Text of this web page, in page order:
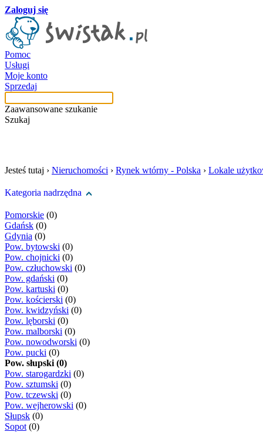
Zaloguj się
Pomoc
Usługi
Moje konto
Sprzedaj
Zaawansowane szukanie
Szukaj
Jesteś tutaj › Nieruchomości › Rynek wtórny - Polska › Lokale
Kategoria nadrzędna
Pomorskie (0)
Gdańsk (0)
Gdynia (0)
Pow. bytowski (0)
Pow. chojnicki (0)
Pow. człuchowski (0)
Pow. gdański (0)
Pow. kartuski (0)
Pow. kościerski (0)
Pow. kwidzyński (0)
Pow. lęborski (0)
Pow. malborski (0)
Pow. nowodworski (0)
Pow. pucki (0)
Pow. słupski (0)
Pow. starogardzki (0)
Pow. sztumski (0)
Pow. tczewski (0)
Pow. wejherowski (0)
Słupsk (0)
Sopot (0)